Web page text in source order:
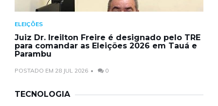
ELEIÇÕES
Juiz Dr. Ireilton Freire é designado pelo TRE
para comandar as Eleições 2026 em Tauá e
Parambu
POSTADO EM 28 JUL 2026 0
TECNOLOGIA